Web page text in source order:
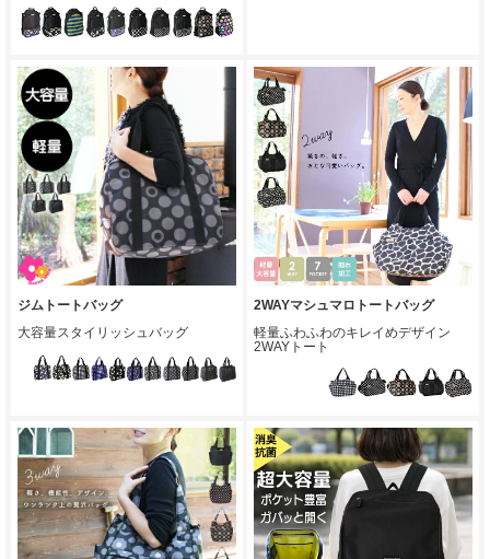
ジムトートバッグ
大容量スタイリッシュバッグ
2WAYマシュマロトートバッグ
軽量ふわふわのキレイめデザイン
2WAYトート